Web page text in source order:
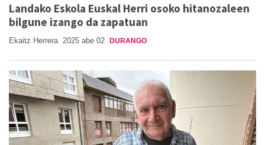
Landako Eskola Euskal Herri osoko hitanozaleen
bilgune izango da zapatuan
Ekaitz Herrera 2025 abe 02 DURANGO